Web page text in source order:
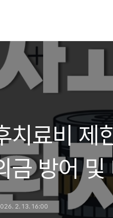
치료비 제
금 방어 및
2. 13. 16:00